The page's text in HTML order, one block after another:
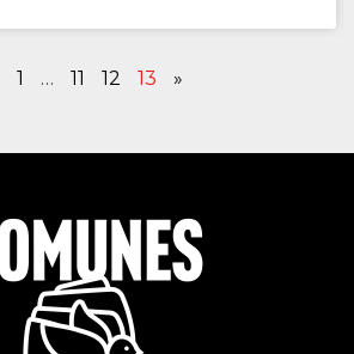
1 … 11 12 13 »